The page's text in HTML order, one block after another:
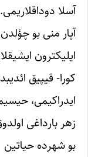
آسلا دوداقلاریمی.
آپار منی بو
ایلیکترون
کورا- قیپیق
ایدراکیمی،
زهر بارداغی
بو شهرده حیاتین